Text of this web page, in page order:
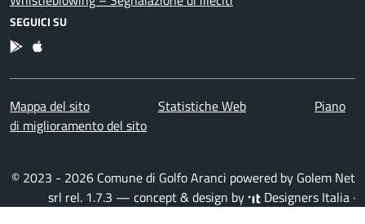
SEGUICI SU
App Android
App IOS
Mappa del sito Statistiche Web
Piano
di miglioramento del sito
© 2023 - 2026 Comune di Golfo Aranci powered by Golem Net
srl rel. 1.7.3 — concept & design by Designers Italia ·